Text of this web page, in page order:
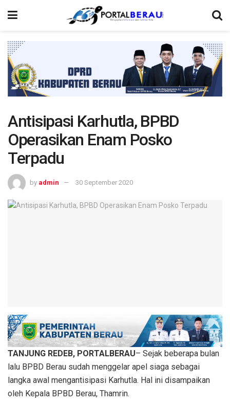
Antisipasi Karhutla, BPBD
Operasikan Enam Posko
Terpadu
by admin 30 September 2020
TANJUNG REDEB, PORTALBERAU– Sejak beberapa bulan
lalu BPBD Berau sudah menggelar apel siaga sebagai
langka awal mengantisipasi Karhutla. Hal ini disampaikan
oleh Kepala BPBD Berau, Thamrin.